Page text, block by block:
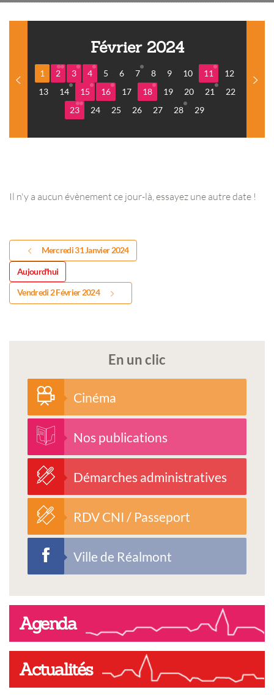
Février 2024
1 2 3 4 5 6 7 8 9 10 11
12
13
14 15 16 17 18 19 20 21
22
23
24 25 26 27 28 29
Il n'y a aucun évènement ce jour-là, essayez une autre date !
Mercredi 31 Janvier 2024
Aujourd'hui
Vendredi 2 Février 2024
En un clic
Cinéma
Nos publications
Démarches administratives
RDV CNI / Passeport
Ville de Réalmont
Agenda
Actualités